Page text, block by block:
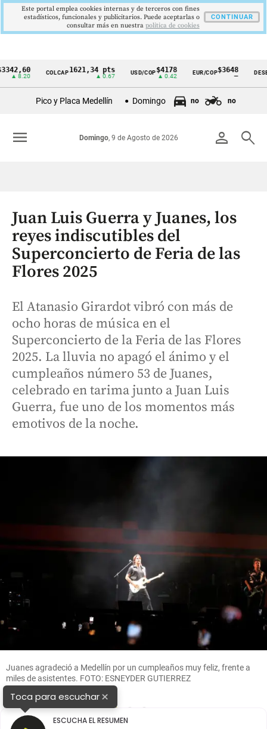
Cintillo
Colombia
COLCAP1621,34 pts USD/COP$4178
▲ 0.42
EUR/COP$3648
—
Pico y Placa Medellín Domingo no no
person search
Domingo, 9 de Agosto de 2026
menu
Juan Luis Guerra y Juanes, los
reyes indiscutibles del
Superconcierto de Feria de las
Flores 2025
El Atanasio Girardot vibró con más de
ocho horas de música en el
Superconcierto de la Feria de las Flores
2025. La lluvia no apagó el ánimo y el
cumpleaños número 53 de Juanes,
celebrado en tarima junto a Juan Luis
Guerra, fue uno de los momentos más
emotivos de la noche.
Juanes agradeció a Medellín por un cumpleaños muy feliz, frente a
miles de asistentes. FOTO: ESNEYDER GUTIERREZ
Toca para escuchar×
ESCUCHA EL RESUMEN
Este portal emplea cookies internas y de terceros con fines
estadísticos, funcionales y publicitarios. Puede aceptarlas o
consultar más en nuestra politica de cookies
CONTINUAR